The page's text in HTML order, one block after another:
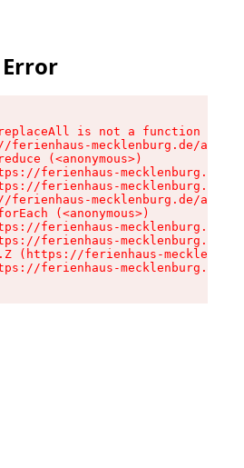
is not a function
ferienhaus-mecklenburg.de/
(<anonymous>)
ferienhaus-mecklenburg.de/
ferienhaus-mecklenburg.de/
ferienhaus-mecklenburg.de/
(<anonymous>)
ferienhaus-mecklenburg.de/
ferienhaus-mecklenburg.de/
(https://ferienhaus-
ferienhaus-mecklenburg.de/